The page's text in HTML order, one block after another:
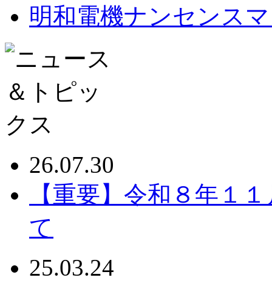
明和電機ナンセンス
26.07.30
【重要】令和８年１
て
25.03.24